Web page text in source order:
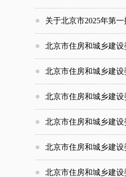
关于北京市2025年第
北京市住房和城乡建
北京市住房和城乡建
北京市住房和城乡建
北京市住房和城乡建
北京市住房和城乡建
北京市住房和城乡建